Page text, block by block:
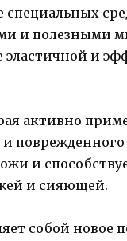
специальных
и полезными
эластичной и
активно
поврежденного
и
и сияющей.
собой новое